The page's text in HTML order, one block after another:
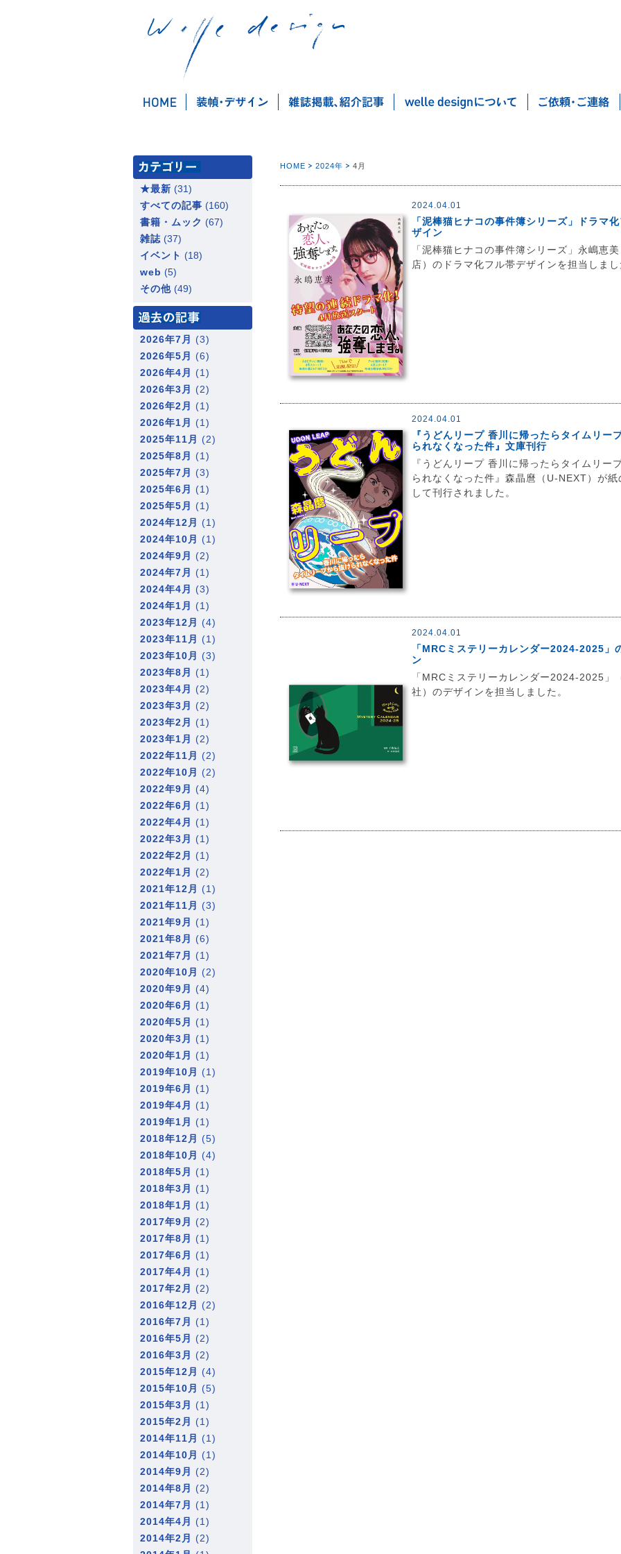
★最新 (31)
すべての記事 (160)
書籍・ムック (67)
雑誌 (37)
イベント (18)
web (5)
その他 (49)
2026年7月
(3)
2026年5月
(6)
2026年4月
(1)
2026年3月
(2)
2026年2月
(1)
2026年1月
(1)
2025年11月
(2)
2025年8月
(1)
2025年7月
(3)
2025年6月
(1)
2025年5月
(1)
2024年12月
(1)
2024年10月
(1)
2024年9月
(2)
2024年7月
(1)
2024年4月
(3)
2024年1月
(1)
2023年12月
(4)
2023年11月
(1)
2023年10月
(3)
2023年8月
(1)
2023年4月
(2)
2023年3月
(2)
2023年2月
(1)
2023年1月
(2)
2022年11月
(2)
2022年10月
(2)
2022年9月
(4)
2022年6月
(1)
2022年4月
(1)
2022年3月
(1)
2022年2月
(1)
2022年1月
(2)
2021年12月
(1)
2021年11月
(3)
2021年9月
(1)
2021年8月
(6)
2021年7月
(1)
2020年10月
(2)
2020年9月
(4)
2020年6月
(1)
2020年5月
(1)
2020年3月
(1)
2020年1月
(1)
2019年10月
(1)
2019年6月
(1)
2019年4月
(1)
2019年1月
(1)
2018年12月
(5)
2018年10月
(4)
2018年5月
(1)
2018年3月
(1)
2018年1月
(1)
2017年9月
(2)
2017年8月
(1)
2017年6月
(1)
2017年4月
(1)
2017年2月
(2)
2016年12月
(2)
2016年7月
(1)
2016年5月
(2)
2016年3月
(2)
2015年12月
(4)
2015年10月
(5)
2015年3月
(1)
2015年2月
(1)
2014年11月
(1)
2014年10月
(1)
2014年9月
(2)
2014年8月
(2)
2014年7月
(1)
2014年4月
(1)
2014年2月
(2)
HOME 2024年 4月
2024.04.01
「泥棒猫ヒナコの事件簿シリーズ」ドラマ
ザイン
「泥棒猫ヒナコの事件簿シリーズ」永嶋恵
店）のドラマ化フル帯デザインを担当しまし
2024.04.01
『うどんリープ 香川に帰ったらタイムリー
られなくなった件』文庫刊行
『うどんリープ 香川に帰ったらタイムリー
られなくなった件』森晶麿（U-NEXT）が紙
して刊行されました。
2024.04.01
「MRCミステリーカレンダー2024-2025」
ン
「MRCミステリーカレンダー2024-2025」
社）のデザインを担当しました。